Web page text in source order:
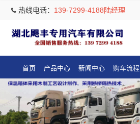
热线电话： 139-7299-4188陆经理
首页 产品中心 新闻中心 购车流程